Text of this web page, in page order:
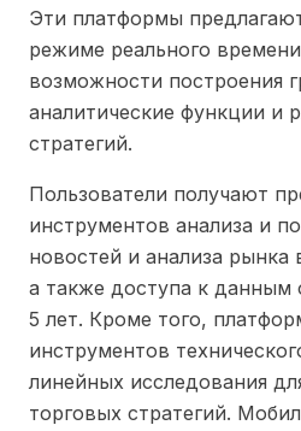
Эти платформы
режиме реального
возможности построения
аналитические функции и
стратегий.
Пользователи получают
инструментов анализа и
новостей и анализа
а также доступа к данным
5 лет. Кроме того,
инструментов
линейных исследования
торговых стратегий.